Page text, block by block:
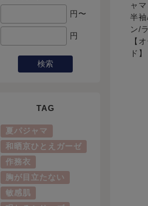
円〜
円
検索
TAG
夏パジャマ
和晒京ひとえガーゼ
作務衣
胸が目立たない
敏感肌
ャ
半
ン/
【
ド】